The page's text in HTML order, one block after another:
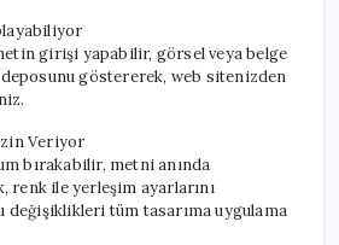
girişi yapabilir, görsel veya belge
göstererek, web sitenizden
Veriyor
bırakabilir, metni anında
renk ile yerleşim ayarlarını
tüm tasarıma uygulama